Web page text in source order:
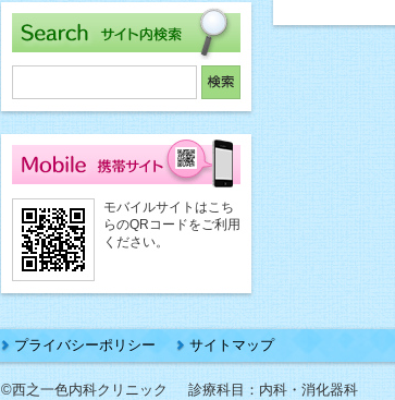
モバイルサイトはこち
らのQRコードをご利用
ください。
プライバシーポリシー サイトマップ
©西之一色内科クリニック 診療科目：内科・消化器科